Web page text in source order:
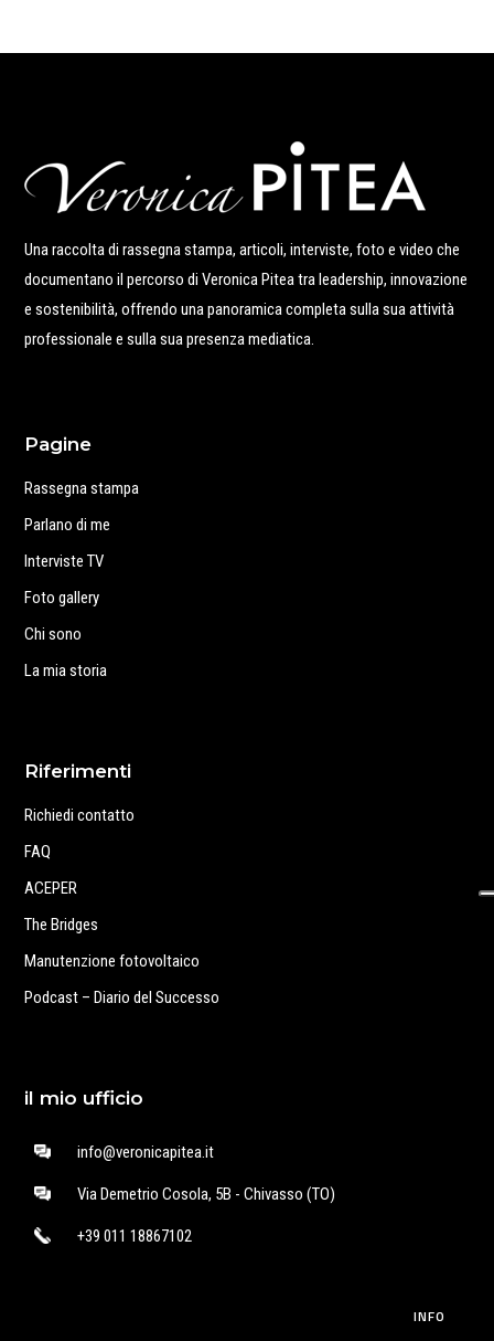
Una raccolta di rassegna stampa, articoli, interviste, foto e video che
documentano il percorso di Veronica Pitea tra leadership, innovazione
e sostenibilità, offrendo una panoramica completa sulla sua attività
professionale e sulla sua presenza mediatica.
Pagine
Rassegna stampa
Parlano di me
Interviste TV
Foto gallery
Chi sono
La mia storia
Riferimenti
Richiedi contatto
FAQ
ACEPER
The Bridges
Manutenzione fotovoltaico
Podcast – Diario del Successo
il mio ufficio
info@veronicapitea.it
Via Demetrio Cosola, 5B - Chivasso (TO)
+39 011 18867102
INFO